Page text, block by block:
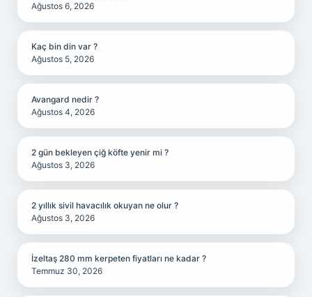
Ağustos 6, 2026
Kaç bin din var ?
Ağustos 5, 2026
Avangard nedir ?
Ağustos 4, 2026
2 gün bekleyen çiğ köfte yenir mi ?
Ağustos 3, 2026
2 yıllık sivil havacılık okuyan ne olur ?
Ağustos 3, 2026
İzeltaş 280 mm kerpeten fiyatları ne kadar ?
Temmuz 30, 2026